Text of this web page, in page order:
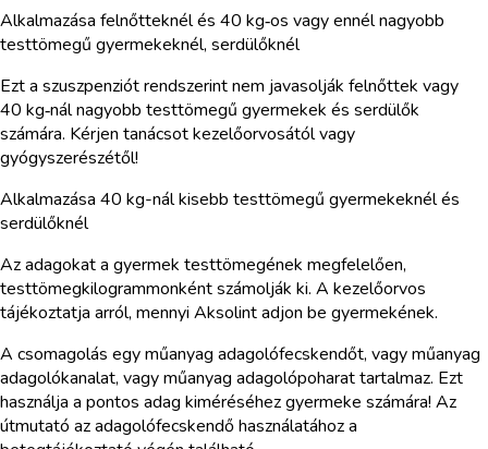
Alkalmazása felnőtteknél és 40 kg‑os vagy ennél nagyobb
testtömegű gyermekeknél, serdülőknél
Ezt a szuszpenziót rendszerint nem javasolják felnőttek vagy
40 kg‑nál nagyobb testtömegű gyermekek és serdülők
számára. Kérjen tanácsot kezelőorvosától vagy
gyógyszerészétől!
Alkalmazása 40 kg-nál kisebb testtömegű gyermekeknél és
serdülőknél
Az adagokat a gyermek testtömegének megfelelően,
testtömegkilogrammonként számolják ki. A kezelőorvos
tájékoztatja arról, mennyi Aksolint adjon be gyermekének.
A csomagolás egy műanyag adagolófecskendőt, vagy műanyag
adagolókanalat, vagy műanyag adagolópoharat tartalmaz. Ezt
használja a pontos adag kiméréséhez gyermeke számára! Az
útmutató az adagolófecskendő használatához a